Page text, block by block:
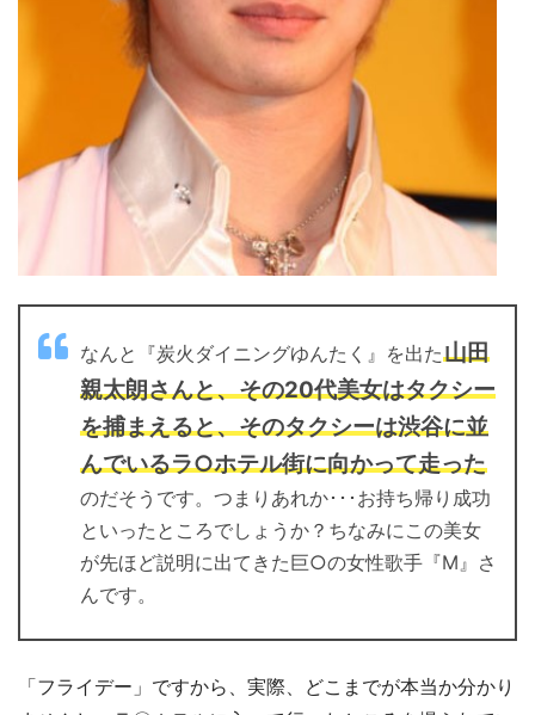
なんと『炭火ダイニングゆんたく』を出た山田
親太朗さんと、その20代美女はタクシー
を捕まえると、そのタクシーは渋谷に並
んでいるラ○ホテル街に向かって走った
のだそうです。つまりあれか･･･お持ち帰り成功
といったところでしょうか？ちなみにこの美女
が先ほど説明に出てきた巨○の女性歌手『M』さ
んです。
「フライデー」ですから、実際、どこまでが本当か分かり